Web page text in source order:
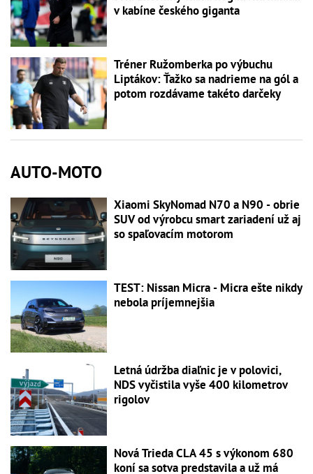
v kabíne českého giganta
Tréner Ružomberka po výbuchu
Liptákov: Ťažko sa nadrieme na gól a
potom rozdávame takéto darčeky
AUTO-MOTO
Xiaomi SkyNomad N70 a N90 - obrie
SUV od výrobcu smart zariadení už aj
so spaľovacím motorom
TEST: Nissan Micra - Micra ešte nikdy
nebola príjemnejšia
Letná údržba diaľnic je v polovici,
NDS vyčistila vyše 400 kilometrov
rigolov
Nová Trieda CLA 45 s výkonom 680
koní sa sotva predstavila a už má